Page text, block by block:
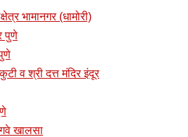
भामानगर (धामोरी)
पुणे
व श्री दत्त मंदिर इंदूर
खालसा